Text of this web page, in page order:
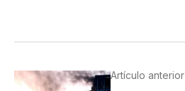
Artículo anterior